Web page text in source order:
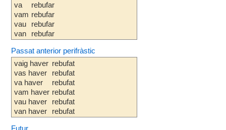
va
vam
vau
van
rebufar
rebufar
rebufar
rebufar
Passat anterior perifràstic
vaig haver
vas haver
va haver
vam haver
vau haver
van haver
rebufat
rebufat
rebufat
rebufat
rebufat
rebufat
Futur